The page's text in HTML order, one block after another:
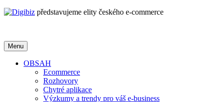
představujeme elity českého e-commerce
Menu
OBSAH
Ecommerce
Rozhovory
Chytré aplikace
Výzkumy a trendy pro váš e-business